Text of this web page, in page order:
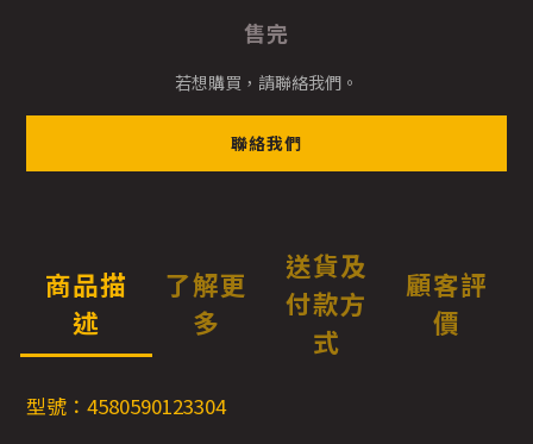
售完
若想購買，請聯絡我們。
聯絡我們
商品描
述
了解更
多
送貨及
付款方
式
顧客評
價
型號：4580590123304